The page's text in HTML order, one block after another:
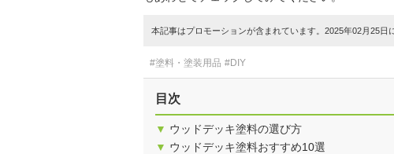
本記事はプロモーションが含まれています。2025年02月25日
#塗料・塗装用品 #DIY
目次
▼ ウッドデッキ塗料の選び方
▼ ウッドデッキ塗料おすすめ10選